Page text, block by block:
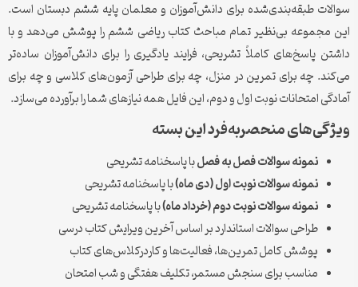
سوالات طبقه‌بندی‌شده برای دانش‌آموزان و معلمان پایه ششم دبستان است.
این مجموعه بی‌نظیر تمام مباحث کتاب ریاضی ششم را پوشش می‌دهد و با
داشتن پاسخ‌های کاملاً تشریحی، فرایند یادگیری را برای دانش‌آموزان ساده‌تر
می‌کند. چه برای تمرین در منزل، چه برای طراحی آزمون‌های کلاسی و چه برای
آمادگی امتحانات نوبت اول و دوم، این فایل همه نیازهای شما را برآورده می‌سازد.
ویژگی‌های منحصربه‌فرد این بسته
نمونه سوالات فصل به فصلبا پاسخنامه تشریحی
نمونه سوالات نوبت اول (دی ماه)با پاسخنامه تشریحی
نمونه سوالات نوبت دوم (خرداد ماه)با پاسخنامه تشریحی
طراحی سوالات استاندارد بر اساس آخرین ویرایش کتاب درسی
پوشش کامل تمرین‌ها، فعالیت‌ها و کاردرکلاس‌های کتاب
مناسب برای سنجش مستمر، تکلیف هفتگی و شب امتحان